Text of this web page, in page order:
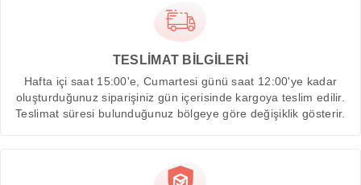
TESLİMAT BİLGİLERİ
Hafta içi saat 15:00'e, Cumartesi günü saat 12:00'ye kadar
oluşturduğunuz siparişiniz gün içerisinde kargoya teslim edilir.
Teslimat süresi bulunduğunuz bölgeye göre değişiklik gösterir.